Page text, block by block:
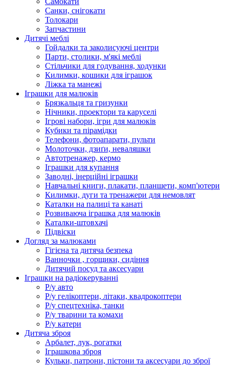
Санки, снігокати
Толокари
Запчастини
Дитячі меблі
Гойдалки та заколисуючі центри
Парти, столики, м'які меблі
Стільчики для годування, ходунки
Килимки, кошики для іграшок
Ліжка та манежі
Іграшки для малюків
Брязкальця та гризунки
Нічники, проектори та каруселі
Ігрові набори, ігри для малюків
Кубики та пірамідки
Телефони, фотоапарати, пульти
Молоточки, дзиґи, неваляшки
Автотренажер, кермо
Іграшки для купання
Заводні, інерційні іграшки
Навчальні книги, плакати, планшети, комп'ютери
Килимки, дуги та тренажери для немовлят
Каталки на палиці та канаті
Розвиваюча іграшка для малюків
Каталки-штовхачі
Підвіски
Догляд за малюками
Гігієна та дитяча безпека
Ванночки , горщики, сидіння
Дитячий посуд та аксесуари
Іграшки на радіокеруванні
Р/у авто
Р/у гелікоптери, літаки, квадрокоптери
Р/у спецтехніка, танки
Р/у тварини та комахи
Р/у катери
Дитяча зброя
Арбалет, лук, рогатки
Іграшкова зброя
Кульки, патрони, пістони та аксесуари до зброї